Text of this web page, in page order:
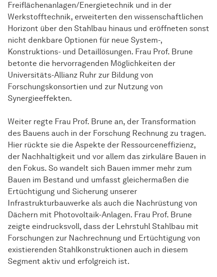
Freiflächenanlagen/Energietechnik und in der
Werkstofftechnik, erweiterten den wissenschaftlichen
Horizont über den Stahlbau hinaus und eröffneten sonst
nicht denkbare Optionen für neue System-,
Konstruktions- und Detaillösungen. Frau Prof. Brune
betonte die hervorragenden Möglichkeiten der
Universitäts-Allianz Ruhr zur Bildung von
Forschungskonsortien und zur Nutzung von
Synergieeffekten.
Weiter regte Frau Prof. Brune an, der Transformation
des Bauens auch in der Forschung Rechnung zu tragen.
Hier rückte sie die Aspekte der Ressourceneffizienz,
der Nachhaltigkeit und vor allem das zirkuläre Bauen in
den Fokus. So wandelt sich Bauen immer mehr zum
Bauen im Bestand und umfasst gleichermaßen die
Ertüchtigung und Sicherung unserer
Infrastrukturbauwerke als auch die Nachrüstung von
Dächern mit Photovoltaik-Anlagen. Frau Prof. Brune
zeigte eindrucksvoll, dass der Lehrstuhl Stahlbau mit
Forschungen zur Nachrechnung und Ertüchtigung von
existierenden Stahlkonstruktionen auch in diesem
Segment aktiv und erfolgreich ist.